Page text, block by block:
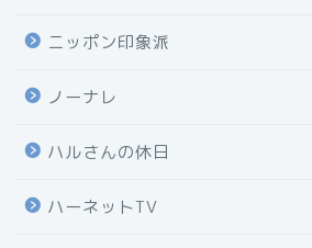
ニッポン印象派
ノーナレ
ハルさんの休日
ハーネットTV